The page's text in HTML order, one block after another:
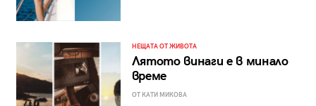
НЕЩАТА ОТ ЖИВОТА
Лятото винаги е в минало
време
ОТ КАТИ МИКОВА